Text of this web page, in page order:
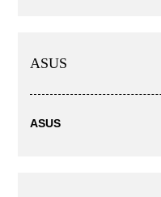
ASUS
ASUS